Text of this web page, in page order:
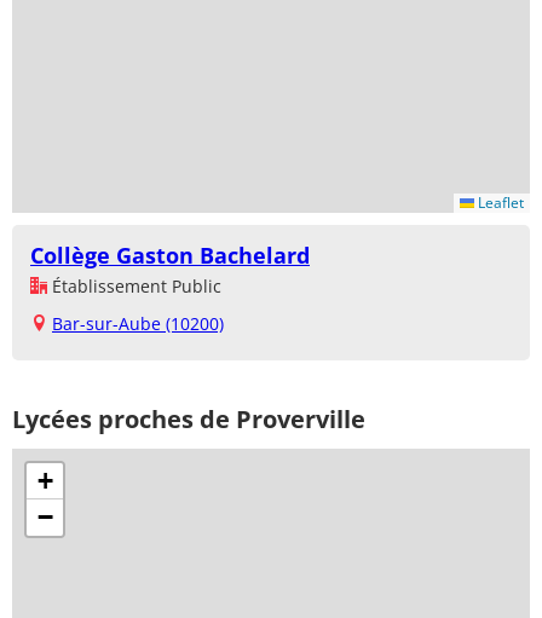
Leaflet
Collège Gaston Bachelard
Établissement Public
Bar-sur-Aube (10200)
Lycées proches de Proverville
+
−